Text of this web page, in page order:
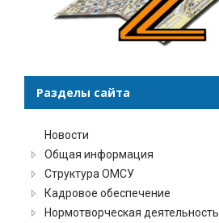
Разделы сайта
Новости
Общая информация
Структура ОМСУ
Кадровое обеспечение
Нормотворческая деятельность